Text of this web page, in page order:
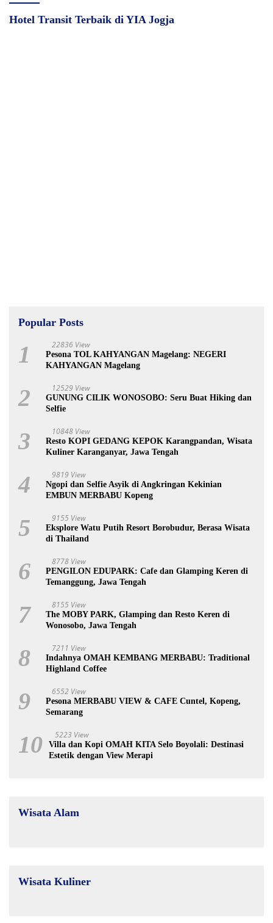
Hotel Transit Terbaik di YIA Jogja
Popular Posts
1 22836 View
Pesona TOL KAHYANGAN Magelang: NEGERI
KAHYANGAN Magelang
2 12529 View
GUNUNG CILIK WONOSOBO: Seru Buat Hiking dan
Selfie
3 10848 View
Resto KOPI GEDANG KEPOK Karangpandan, Wisata
Kuliner Karanganyar, Jawa Tengah
4 9819 View
Ngopi dan Selfie Asyik di Angkringan Kekinian
EMBUN MERBABU Kopeng
5 9155 View
Eksplore Watu Putih Resort Borobudur, Berasa Wisata
di Thailand
6 8778 View
PENGILON EDUPARK: Cafe dan Glamping Keren di
Temanggung, Jawa Tengah
7 8155 View
The MOBY PARK, Glamping dan Resto Keren di
Wonosobo, Jawa Tengah
8 7211 View
Indahnya OMAH KEMBANG MERBABU: Traditional
Highland Coffee
9 6552 View
Pesona MERBABU VIEW & CAFE Cuntel, Kopeng,
Semarang
10 5223 View
Villa dan Kopi OMAH KITA Selo Boyolali: Destinasi
Estetik dengan View Merapi
Wisata Alam
Wisata Kuliner